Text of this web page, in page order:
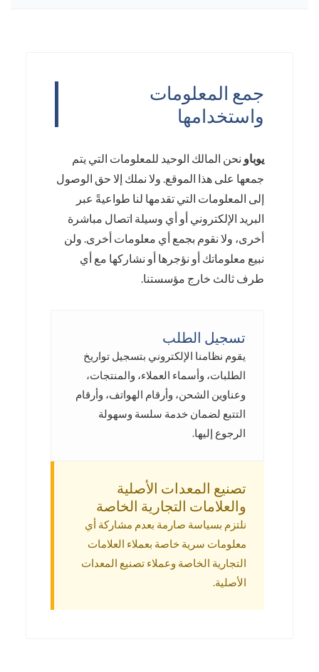
جمع المعلومات
واستخدامها
يوباو نحن المالك الوحيد للمعلومات التي يتم
جمعها على هذا الموقع. ولا نملك إلا حق الوصول
إلى المعلومات التي تقدمها لنا طواعيةً عبر
البريد الإلكتروني أو أي وسيلة اتصال مباشرة
أخرى، ولا نقوم بجمع أي معلومات أخرى. ولن
نبيع معلوماتك أو نؤجرها أو نشاركها مع أي
طرف ثالث خارج مؤسستنا.
تسجيل الطلب
يقوم نظامنا الإلكتروني بتسجيل تواريخ
الطلبات، وأسماء العملاء، والمنتجات،
وعناوين الشحن، وأرقام الهواتف، وأرقام
التتبع لضمان خدمة سلسة وسهولة
الرجوع إليها.
تصنيع المعدات الأصلية
والعلامات التجارية الخاصة
نلتزم بسياسة صارمة بعدم مشاركة أي
معلومات سرية خاصة بعملاء العلامات
التجارية الخاصة وعملاء تصنيع المعدات
الأصلية.